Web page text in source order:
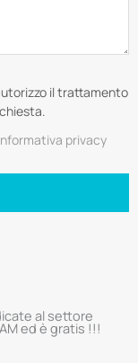
il trattamento
privacy
al settore
ed è gratis !!!